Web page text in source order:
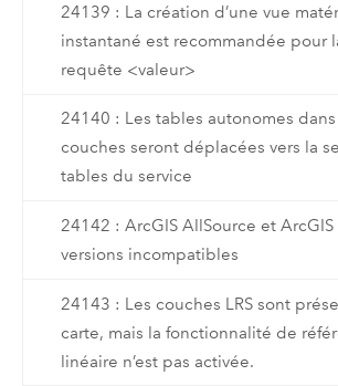
24139 : La création d’une vue
instantané est recommandée pour
requête <valeur>
24140 : Les tables autonomes
couches seront déplacées vers la
tables du service
24142 : ArcGIS AllSource et ArcGIS
versions incompatibles
24143 : Les couches LRS sont
carte, mais la fonctionnalité de
linéaire n’est pas activée.